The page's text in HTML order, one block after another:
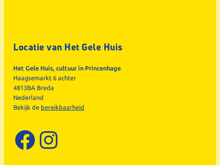
Locatie van Het Gele Huis
Het Gele Huis, cultuur in Princenhage
Haagsemarkt 6 achter
4813BA Breda
Nederland
Bekijk de bereikbaarheid
Facebook
Instagram